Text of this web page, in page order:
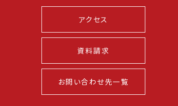
アクセス
資料請求
お問い合わせ先一覧